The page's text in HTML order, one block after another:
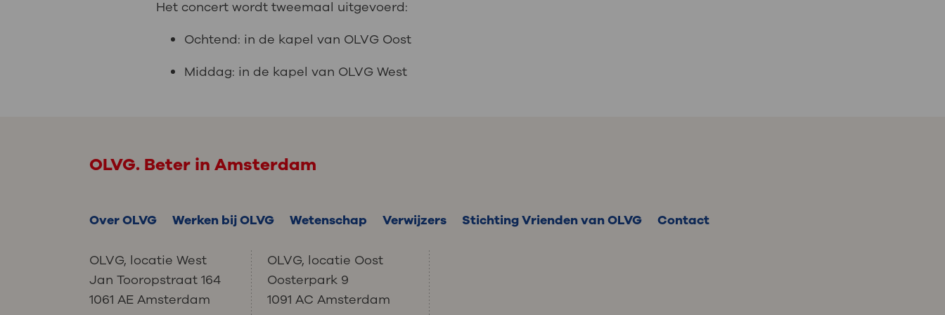
Het concert wordt tweemaal uitgevoerd:
Ochtend: in de kapel van OLVG Oost
Middag: in de kapel van OLVG West
OLVG. Beter in Amsterdam
Over OLVG Werken bij OLVG Wetenschap Verwijzers Stichting Vrienden van OLVG Contact
OLVG, locatie West
Jan Tooropstraat 164
1061 AE Amsterdam
OLVG, locatie Oost
Oosterpark 9
1091 AC Amsterdam